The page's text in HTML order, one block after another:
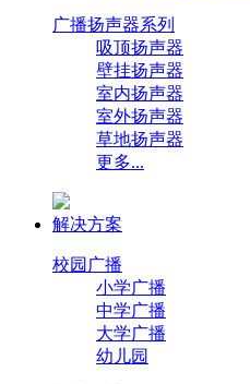
广播扬声器系列
吸顶扬声器
壁挂扬声器
室内扬声器
室外扬声器
草地扬声器
更多...
解决方案
校园广播
小学广播
中学广播
大学广播
幼儿园